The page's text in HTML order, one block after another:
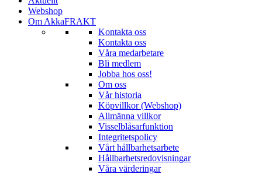
Webshop
Om AkkaFRAKT
Kontakta oss
Kontakta oss
Våra medarbetare
Bli medlem
Jobba hos oss!
Om oss
Vår historia
Köpvillkor (Webshop)
Allmänna villkor
Visselblåsarfunktion
Integritetspolicy
Vårt hållbarhetsarbete
Hållbarhetsredovisningar
Våra värderingar